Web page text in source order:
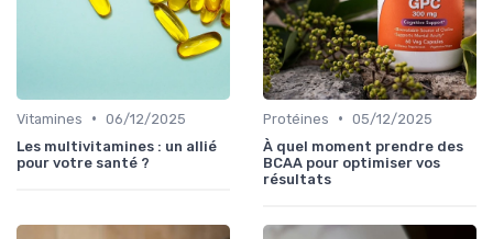
Vitamines • 06/12/2025
Les multivitamines : un allié
pour votre santé ?
Protéines • 05/12/2025
À quel moment prendre des
BCAA pour optimiser vos
résultats